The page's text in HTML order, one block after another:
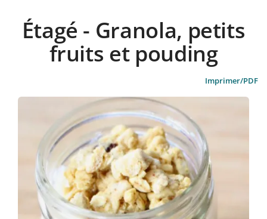
Étagé - Granola, petits
fruits et pouding
Imprimer/PDF